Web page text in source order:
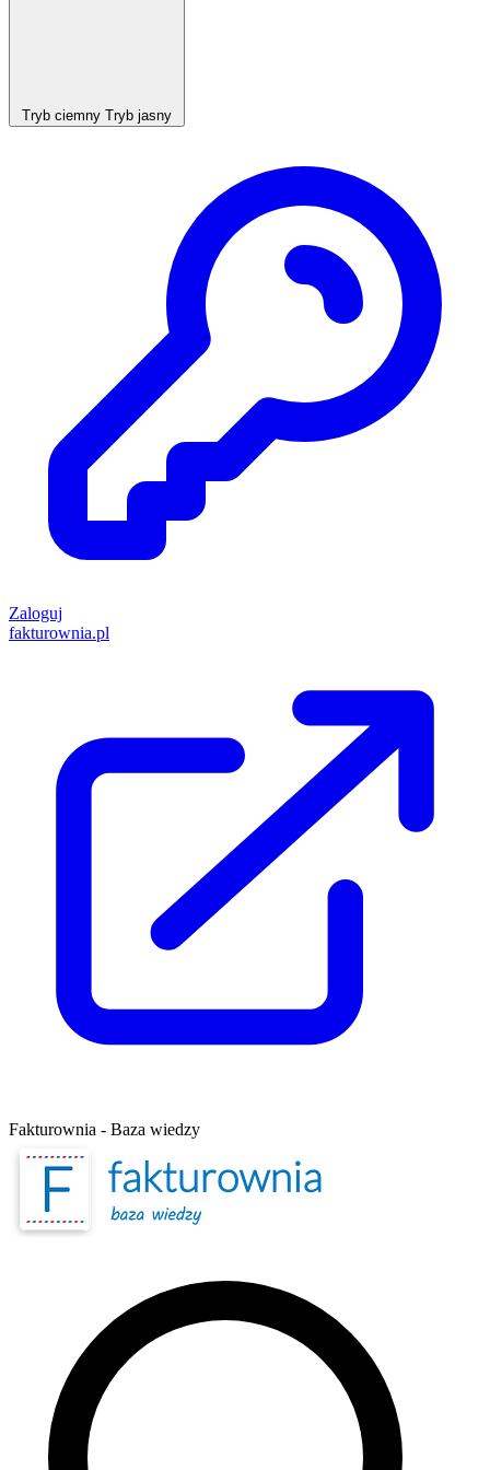
Tryb ciemny Tryb jasny
Zaloguj
fakturownia.pl
Fakturownia - Baza wiedzy